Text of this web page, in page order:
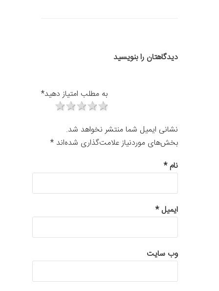
دیدگاهتان را بنویسید
به مطلب امتیاز دهید*
5 stars
4 stars
3 stars
2 stars
نشانی ایمیل شما منتشر نخواهد شد.
بخش‌های موردنیاز علامت‌گذاری شده‌اند *
نام*
ایمیل*
وب‌ سایت